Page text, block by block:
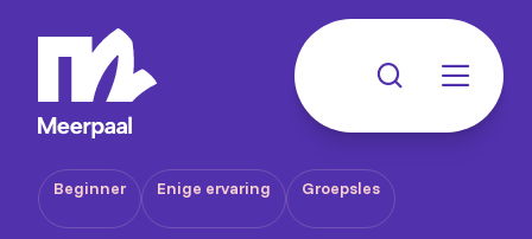
Beginner Enige ervaring Groepsles